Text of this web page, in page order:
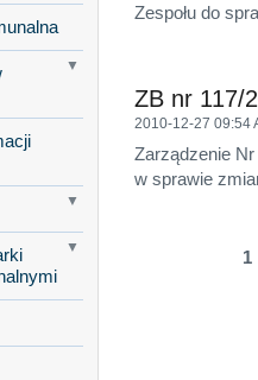
Zespołu do
ZB nr 117/
2010-12-27 09:54
Zarządzenie
w sprawie
1